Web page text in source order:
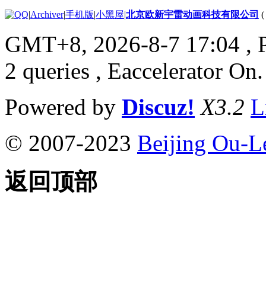
|Archiver|手机版|小黑屋|北京欧新宇雷动画科技有限公司 (
GMT+8, 2026-8-7 17:04 ,
2 queries , Eaccelerator On.
Powered by Discuz! X3.2
© 2007-2023 Beijing Ou-
返回顶部